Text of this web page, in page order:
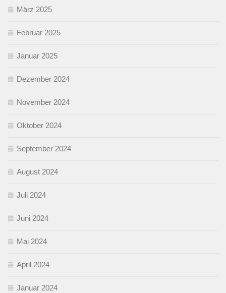
März 2025
Februar 2025
Januar 2025
Dezember 2024
November 2024
Oktober 2024
September 2024
August 2024
Juli 2024
Juni 2024
Mai 2024
April 2024
Januar 2024